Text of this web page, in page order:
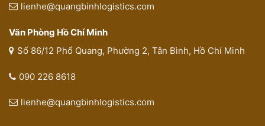
lienhe@quangbinhlogistics.com
Văn Phòng Hồ Chí Minh
Số 86/12 Phổ Quang, Phường 2, Tân Bình, Hồ Chí Minh
090 226 8618
lienhe@quangbinhlogistics.com